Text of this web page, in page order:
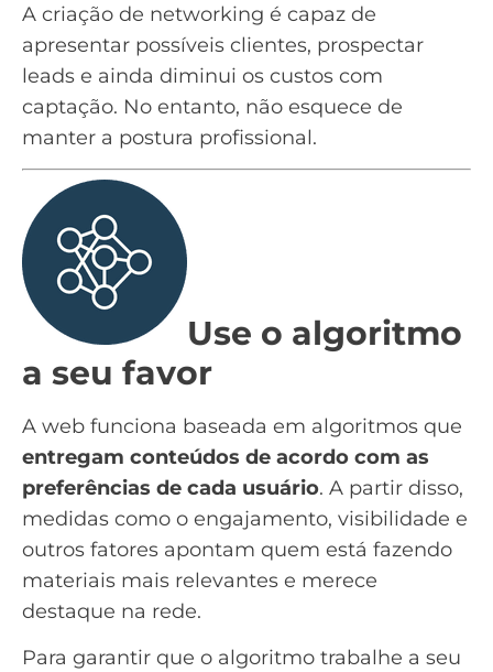
A criação de networking é capaz de
apresentar possíveis clientes, prospectar
leads e ainda diminui os custos com
captação. No entanto, não esquece de
manter a postura profissional.
Use o algoritmo
a seu favor
A web funciona baseada em algoritmos que
entregam conteúdos de acordo com as
preferências de cada usuário. A partir disso,
medidas como o engajamento, visibilidade e
outros fatores apontam quem está fazendo
materiais mais relevantes e merece
destaque na rede.
Para garantir que o algoritmo trabalhe a seu